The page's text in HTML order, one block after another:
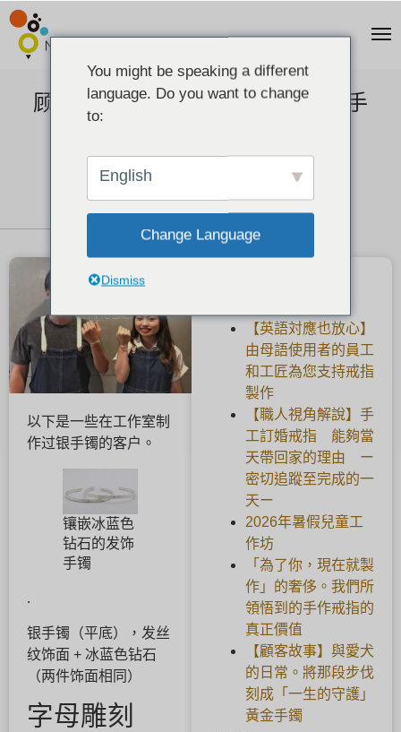
顾客的声音] 镶有冰蓝色钻石的银手
以下是一些在工作室制
作过银手镯的客户。
镶嵌冰蓝色
钻石的发饰
手镯
.
银手镯（平底），发丝
纹饰面 + 冰蓝色钻石
（两件饰面相同）
字母雕刻
【英語対應也放心】
由母語使用者的員工
和工匠為您支持戒指
製作
【職人視角解說】手
工訂婚戒指 能夠當
天帶回家的理由 ー
密切追蹤至完成的一
天ー
2026年暑假兒童工
作坊
「為了你，現在就製
作」的奢侈。我們所
領悟到的手作戒指的
真正價值
【顧客故事】與愛犬
的日常。將那段步伐
刻成「一生的守護」
黃金手鐲
You might be speaking a different
language. Do you want to change
to:
English
Change Language
Dismiss